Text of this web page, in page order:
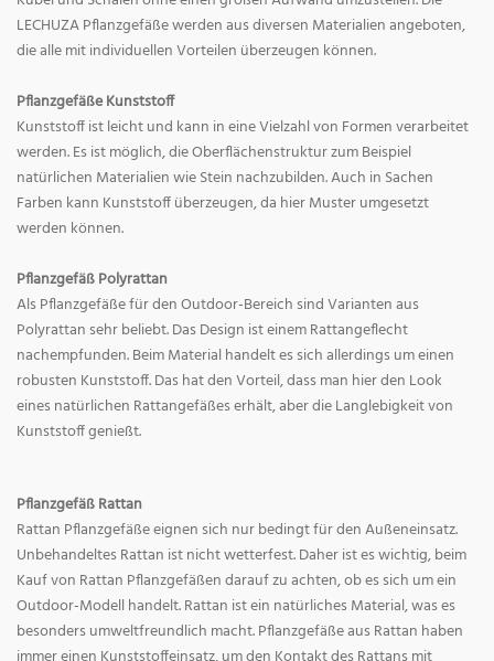
LECHUZA Pflanzgefäße werden aus diversen Materialien angeboten,
die alle mit individuellen Vorteilen überzeugen können.
Pflanzgefäße Kunststoff
Kunststoff ist leicht und kann in eine Vielzahl von Formen verarbeitet
werden. Es ist möglich, die Oberflächenstruktur zum Beispiel
natürlichen Materialien wie Stein nachzubilden. Auch in Sachen
Farben kann Kunststoff überzeugen, da hier Muster umgesetzt
werden können.
Pflanzgefäß Polyrattan
Als Pflanzgefäße für den Outdoor-Bereich sind Varianten aus
Polyrattan sehr beliebt. Das Design ist einem Rattangeflecht
nachempfunden. Beim Material handelt es sich allerdings um einen
robusten Kunststoff. Das hat den Vorteil, dass man hier den Look
eines natürlichen Rattangefäßes erhält, aber die Langlebigkeit von
Kunststoff genießt.
Pflanzgefäß Rattan
Rattan Pflanzgefäße eignen sich nur bedingt für den Außeneinsatz.
Unbehandeltes Rattan ist nicht wetterfest. Daher ist es wichtig, beim
Kauf von Rattan Pflanzgefäßen darauf zu achten, ob es sich um ein
Outdoor-Modell handelt. Rattan ist ein natürliches Material, was es
besonders umweltfreundlich macht. Pflanzgefäße aus Rattan haben